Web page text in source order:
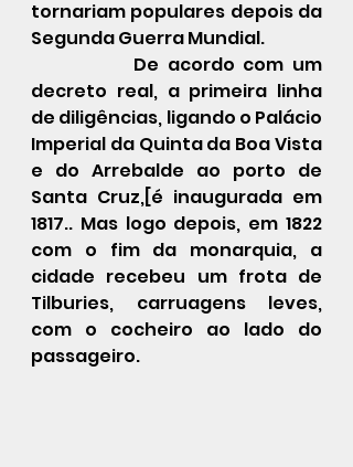
Segunda Guerra Mundial.
decreto real, a primeira linha
de diligências, ligando o Palácio
Imperial da Quinta da Boa Vista
e do Arrebalde ao porto de
Santa Cruz,[é inaugurada em
1817.. Mas logo depois, em 1822
com o fim da monarquia, a
Tilburies, carruagens leves,
com o cocheiro ao lado do
passageiro.